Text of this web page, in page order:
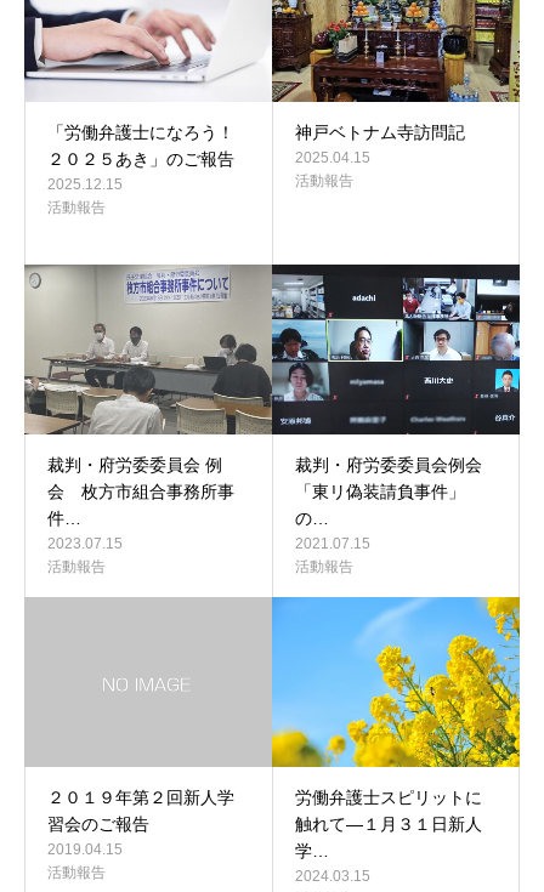
「労働弁護士になろう！
２０２５あき」のご報告
2025.12.15
活動報告
神戸ベトナム寺訪問記
2025.04.15
活動報告
裁判・府労委委員会 例
会 枚方市組合事務所事
件…
2023.07.15
活動報告
裁判・府労委委員会例会
「東リ偽装請負事件」
の…
2021.07.15
活動報告
２０１９年第２回新人学
習会のご報告
2019.04.15
活動報告
労働弁護士スピリットに
触れて―１月３１日新人
学…
2024.03.15